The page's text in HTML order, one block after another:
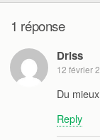
1 réponse
Driss
12 février
Du
Reply